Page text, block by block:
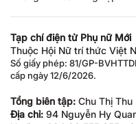
Tạp chí điện tử Phụ nữ Mới
Thuộc Hội Nữ trí thức Việt
Số giấy phép: 81/GP-
cấp ngày 12/6/2026.
Tổng biên tập: Chu Thị Thu
Địa chỉ: 94 Nguyễn Hy